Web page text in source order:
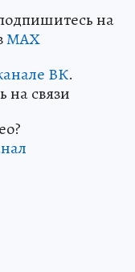
на
МАХ
ВК.
на связи